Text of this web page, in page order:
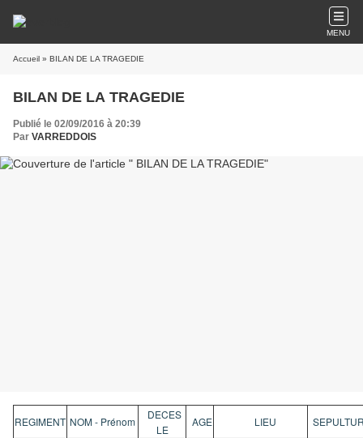
MENU
Accueil » BILAN DE LA TRAGEDIE
BILAN DE LA TRAGEDIE
Publié le 02/09/2016 à 20:39
Par VARREDDOIS
REGIMENT NOM - Prénom
DECES
LE
AGE LIEU